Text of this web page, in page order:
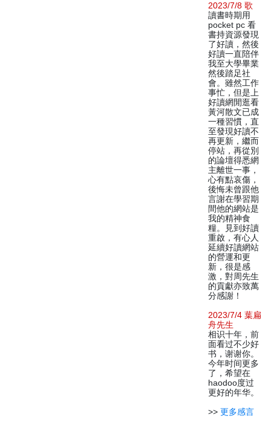
2023/7/8 歌
讀書時期用
pocket pc 看
書持資源發現
了好讀，然後
好讀一直陪伴
我至大學畢業
然後踏足社
會。雖然工作
事忙，但是上
好讀網閒逛看
黃河散文已成
一種習慣，直
至發現好讀不
再更新，繼而
停站，再從別
的論壇得悉網
主離世一事，
心有點哀傷，
後悔未曾跟他
言謝在學習期
間他的網站是
我的精神食
糧。見到好讀
重啟，有心人
延續好讀網站
的營運和更
新，很是感
激，對周先生
的貢獻亦致萬
分感謝！
2023/7/4 葉扁
舟先生
相识十年，前
面看过不少好
书，谢谢你。
今年时间更多
了，希望在
haodoo度过
更好的年华。
>> 更多感言